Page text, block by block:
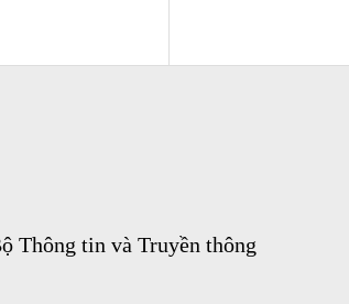
Thông tin và Truyền thông